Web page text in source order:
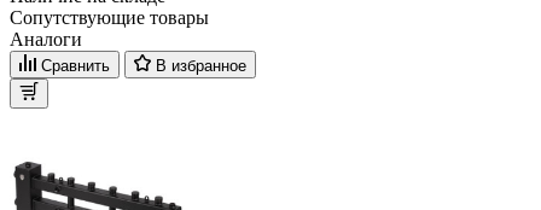
Сопутствующие товары
Аналоги
Сравнить В избранное